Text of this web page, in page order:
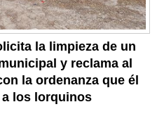
la limpieza de un
y reclama al
la ordenanza que él
los lorquinos